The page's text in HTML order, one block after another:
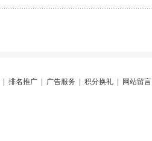
排名推广 广告服务 积分换礼 网站留言